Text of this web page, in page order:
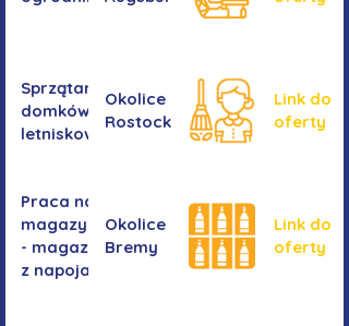
Sprzątanie
domków
letniskowych
Okolice
Rostocku
Link do
oferty
Praca na
magazynie
- magazyn
z napojami
Okolice
Bremy
Link do
oferty